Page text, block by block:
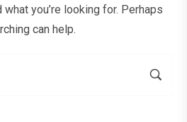
you’re looking for. Perhaps
can help.